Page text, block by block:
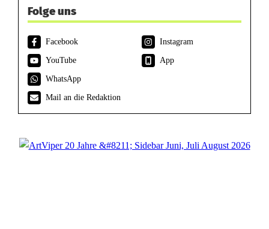
Folge uns
Facebook
Instagram
YouTube
App
WhatsApp
Mail an die Redaktion